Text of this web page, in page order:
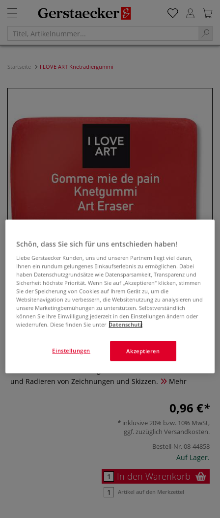
Startseite I LOVE ART Knetradiergummi
I LOVE ART Knetradiergummi
0 Bewertungen
und Radieren von Zeichnungen und Skizzen.
Mehr
0,96 €
inklusive 20% bzw. 10% MwSt,
ggf. zuzüglich Versandkosten.
Bestell-Nr.08-44858
Auf Lager.
In den Warenkorb
Artikel auf den Merkzettel
Schön, dass Sie sich für uns entschieden haben!
Liebe Gerstaecker Kunden, uns und unseren Partnern liegt viel daran,
Ihnen ein rundum gelungenes Einkaufserlebnis zu ermöglichen. Dabei
haben Datenschutzgrundsätze wie Datensparsamkeit, Transparenz und
Sicherheit höchste Priorität. Wenn Sie auf „Akzeptieren“ klicken, stimmen
Sie der Speicherung von Cookies auf Ihrem Gerät zu, um die
Websitenavigation zu verbessern, die Websitenutzung zu analysieren und
unsere Marketingbemühungen zu unterstützen. Selbstverständlich
können Sie Ihre Einwilligung jederzeit in den Einstellungen ändern oder
wiederrufen. Diese finden Sie unter Datenschutz
Akzeptieren
Einstellungen